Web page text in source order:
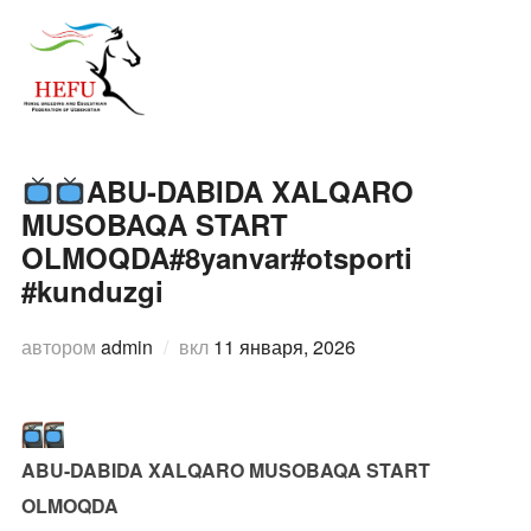
содержимому
ABU-DABIDA XALQARO
MUSOBAQA START
OLMOQDA#8yanvar#otsporti
#kunduzgi
автором admin вкл Опубликовано
11 января, 2026
ABU-DABIDA XALQARO MUSOBAQA START
OLMOQDA